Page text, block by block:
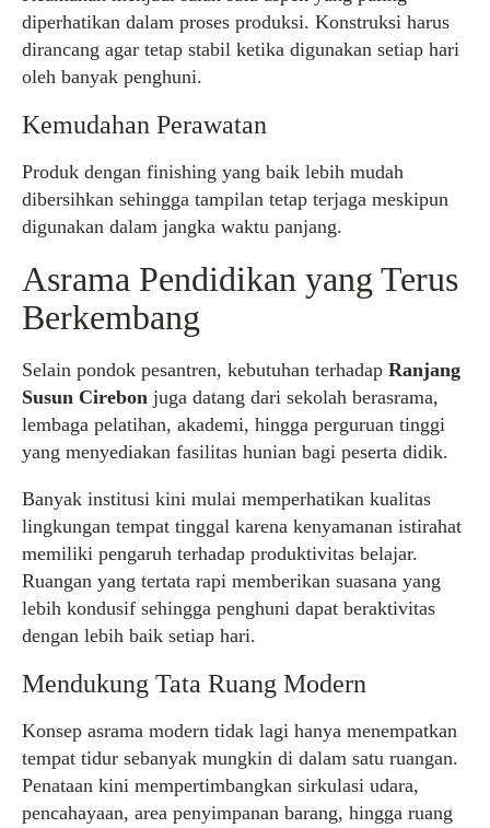
diperhatikan dalam proses produksi. Konstruksi harus
dirancang agar tetap stabil ketika digunakan setiap hari
oleh banyak penghuni.
Kemudahan Perawatan
Produk dengan finishing yang baik lebih mudah
dibersihkan sehingga tampilan tetap terjaga meskipun
digunakan dalam jangka waktu panjang.
Asrama Pendidikan yang Terus
Berkembang
Selain pondok pesantren, kebutuhan terhadap Ranjang
Susun Cirebon juga datang dari sekolah berasrama,
lembaga pelatihan, akademi, hingga perguruan tinggi
yang menyediakan fasilitas hunian bagi peserta didik.
Banyak institusi kini mulai memperhatikan kualitas
lingkungan tempat tinggal karena kenyamanan istirahat
memiliki pengaruh terhadap produktivitas belajar.
Ruangan yang tertata rapi memberikan suasana yang
lebih kondusif sehingga penghuni dapat beraktivitas
dengan lebih baik setiap hari.
Mendukung Tata Ruang Modern
Konsep asrama modern tidak lagi hanya menempatkan
tempat tidur sebanyak mungkin di dalam satu ruangan.
Penataan kini mempertimbangkan sirkulasi udara,
pencahayaan, area penyimpanan barang, hingga ruang